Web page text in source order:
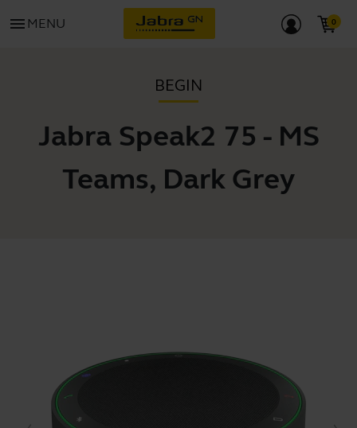
menu MENU
BEGIN
Jabra Speak2 75 - MS
Teams, Dark Grey